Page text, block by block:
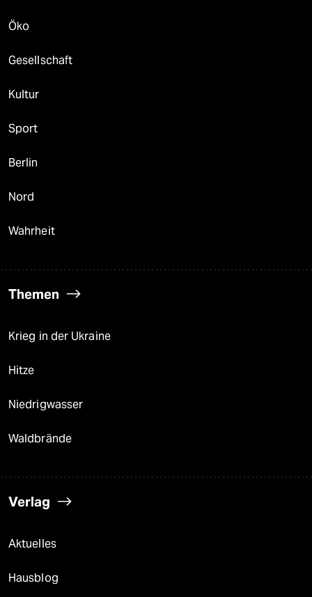
Öko
Gesellschaft
Kultur
Sport
Berlin
Nord
Wahrheit
Themen
Krieg in der Ukraine
Hitze
Niedrigwasser
Waldbrände
Verlag
Aktuelles
Hausblog